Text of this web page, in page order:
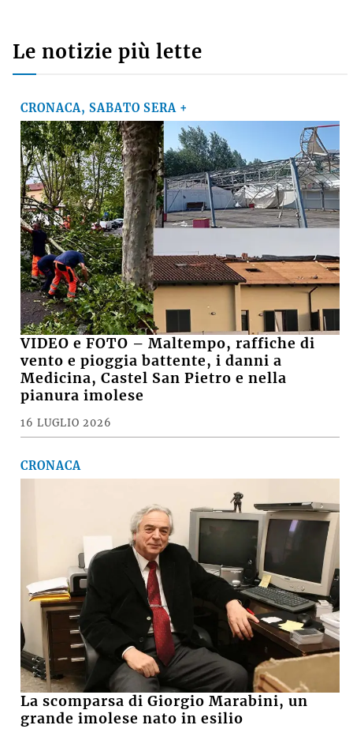
Le notizie più lette
CRONACA, SABATO SERA +
VIDEO e FOTO – Maltempo, raffiche di
vento e pioggia battente, i danni a
Medicina, Castel San Pietro e nella
pianura imolese
16 LUGLIO 2026
CRONACA
La scomparsa di Giorgio Marabini, un
grande imolese nato in esilio